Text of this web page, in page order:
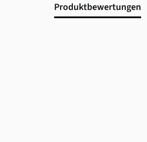
Produktbewertungen